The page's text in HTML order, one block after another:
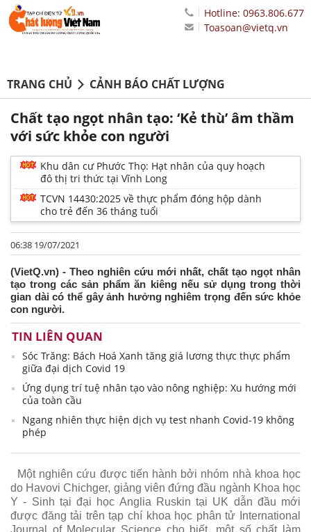
Hotline: 0963.806.677
Toasoan@vietq.vn
TRANG CHỦ CẢNH BÁO CHẤT LƯỢNG
Chất tạo ngọt nhân tạo: ‘Kẻ thù’ âm thầm
với sức khỏe con người
Khu dân cư Phước Thọ: Hạt nhân của quy hoạch
đô thị tri thức tại Vĩnh Long
TCVN 14430:2025 về thực phẩm đóng hộp dành
cho trẻ đến 36 tháng tuổi
06:38 19/07/2021
(VietQ.vn) - Theo nghiên cứu mới nhất, chất tạo ngọt nhân
tạo trong các sản phẩm ăn kiêng nếu sử dụng trong thời
gian dài có thể gây ảnh hưởng nghiêm trọng đến sức khỏe
con người.
TIN LIÊN QUAN
Sóc Trăng: Bách Hoá Xanh tăng giá lương thực thực phẩm
giữa đại dịch Covid 19
Ứng dụng trí tuệ nhân tạo vào nông nghiệp: Xu hướng mới
của toàn cầu
Ngang nhiên thực hiện dịch vụ test nhanh Covid-19 không
phép
Một nghiên cứu được tiến hành bởi nhóm nhà khoa học
do Havovi Chichger, giảng viên đứng đầu ngành Khoa học
Y - Sinh tại đại học Anglia Ruskin tại UK dẫn đầu mới
được đăng tải trên tạp chí khoa học phân tử International
Journal of Molecular Science cho biết, một số chất làm